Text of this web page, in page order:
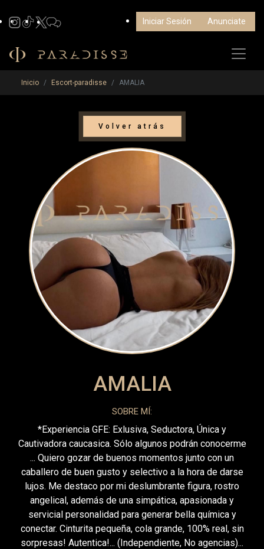
Iniciar Sesión Anunciate
Inicio Escort-paradisse AMALIA
Volver atrás
AMALIA
SOBRE MÍ:
*Experiencia GFE: Exlusiva, Seductora, Única y
Cautivadora caucasica. Sólo algunos podrán conocerme
... Quiero gozar de buenos momentos junto con un
caballero de buen gusto y selectivo a la hora de darse
lujos. Me destaco por mi deslumbrante figura, rostro
angelical, además de una simpática, apasionada y
servicial personalidad para generar bella química y
conectar. Cinturita pequeña, cola grande, 100% real, sin
sorpresas! Autentica!... (Independiente, No agencias)...